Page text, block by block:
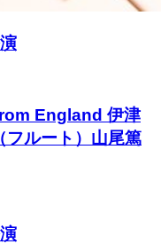
England 伊津
フルート）山尾篤